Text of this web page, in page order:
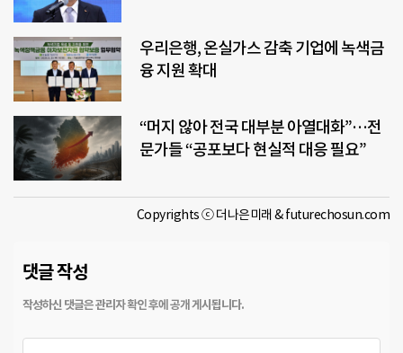
우리은행, 온실가스 감축 기업에 녹색금
융 지원 확대
“머지 않아 전국 대부분 아열대화”…전
문가들 “공포보다 현실적 대응 필요”
Copyrights ⓒ 더나은미래 & futurechosun.com
댓글 작성